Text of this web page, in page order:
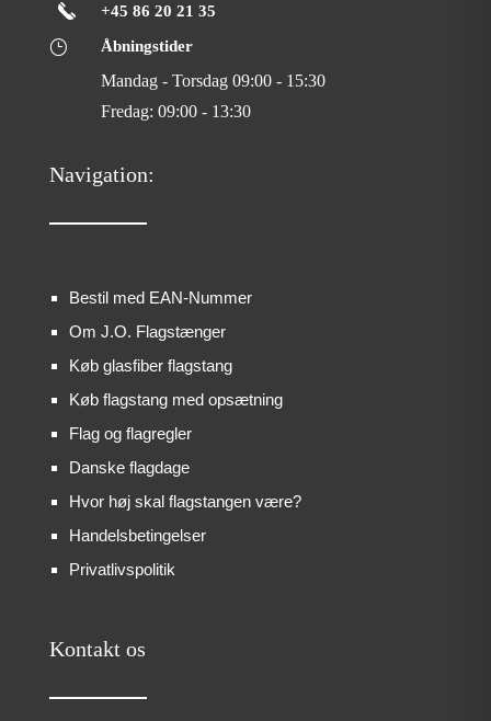
+45 86 20 21 35
} Åbningstider
Mandag - Torsdag 09:00 - 15:30
Fredag: 09:00 - 13:30
Navigation:
Bestil med EAN-Nummer
Om J.O. Flagstænger
Køb glasfiber flagstang
Køb flagstang med opsætning
Flag og flagregler
Danske flagdage
Hvor høj skal flagstangen være?
Handelsbetingelser
Privatlivspolitik
Kontakt os